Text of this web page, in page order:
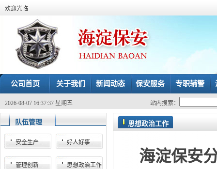
欢迎光临
公司首页 关于我们 新闻动态 保安服务 专职辅警
2026-08-07 16:37:37 星期五 站内搜索：
队伍管理
安全生产 好人好事
管理创新 思想政治工作
思想政治工作
海淀保安